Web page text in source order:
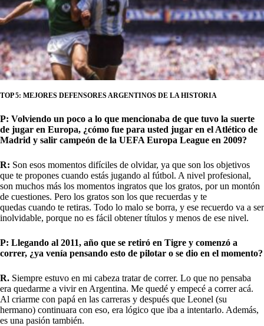
TOP 5: MEJORES DEFENSORES ARGENTINOS DE LA HISTORIA
P: Volviendo un poco a lo que mencionaba de que tuvo la suerte
de jugar en Europa, ¿cómo fue para usted jugar en el Atlético de
Madrid y salir campeón de la UEFA Europa League en 2009?
R: Son esos momentos difíciles de olvidar, ya que son los objetivos
que te propones cuando estás jugando al fútbol. A nivel profesional,
son muchos más los momentos ingratos que los gratos, por un montón
de cuestiones. Pero los gratos son los que recuerdas y te
quedas cuando te retiras. Todo lo malo se borra, y ese recuerdo va a ser
inolvidable, porque no es fácil obtener títulos y menos de ese nivel.
P: Llegando al 2011, año que se retiró en Tigre y comenzó a
correr, ¿ya venía pensando esto de pilotar o se dio en el momento?
R. Siempre estuvo en mi cabeza tratar de correr. Lo que no pensaba
era quedarme a vivir en Argentina. Me quedé y empecé a correr acá.
Al criarme con papá en las carreras y después que Leonel (su
hermano) continuara con eso, era lógico que iba a intentarlo. Además,
es una pasión también.